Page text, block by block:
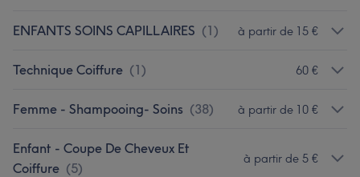
ENFANTS SOINS CAPILLAIRES (1) à partir de 15 €
Technique Coiffure (1) 60 €
Femme - Shampooing- Soins (38) à partir de 10 €
Enfant - Coupe De Cheveux Et
Coiffure (5)
à partir de 5 €